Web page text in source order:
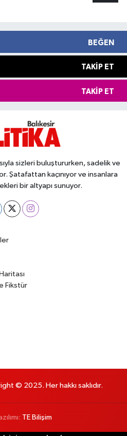
BEĞEN
TAKIP ET
TAKIP ET
sizleri buluştururken, sadelik ve
Şatafattan kaçınıyor ve insanlara
bir altyapı sunuyor.
Fikstür
© 2025. Her hakkı saklıdır.
TE Bilişim